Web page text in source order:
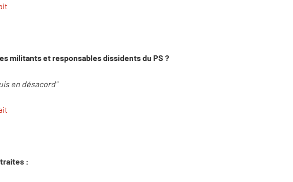
militants et responsables dissidents du PS ?
en désacord"
: